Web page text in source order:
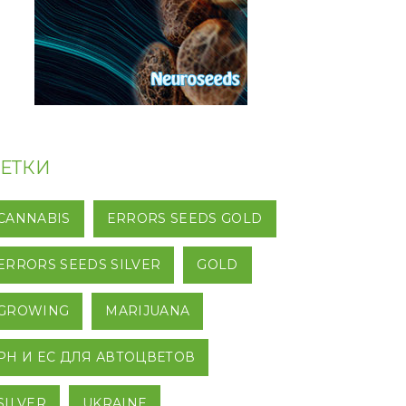
ERRORS SEEDS GOLD
SEEDS SILVER GOLD
MARIJUANA
И EC ДЛЯ АВТОЦВЕТОВ